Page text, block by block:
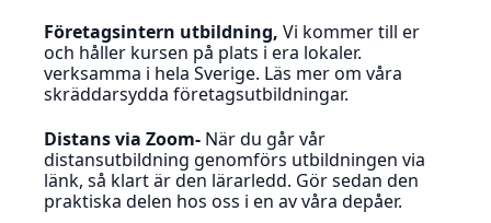
Företagsintern utbildning, Vi kommer till er
och håller kursen på plats i era lokaler.
verksamma i hela Sverige. Läs mer om våra
skräddarsydda företagsutbildningar.
Distans via Zoom- När du går vår
distansutbildning genomförs utbildningen via
länk, så klart är den lärarledd. Gör sedan den
praktiska delen hos oss i en av våra depåer.